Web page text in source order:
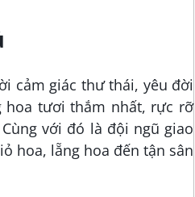
cảm giác thư thái, yêu đời
hoa tươi thắm nhất, rực rỡ
với đó là đội ngũ giao
hoa, lẵng hoa đến tận sân